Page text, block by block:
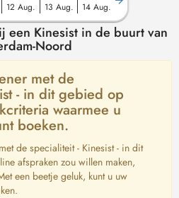
12 Aug. 13 Aug. 14 Aug.
een Kinesist in de buurt van
Noord
met de
- in dit gebied op
waarmee u
boeken.
de specialiteit - Kinesist - in dit
afspraken zou willen maken,
een beetje geluk, kunt u uw